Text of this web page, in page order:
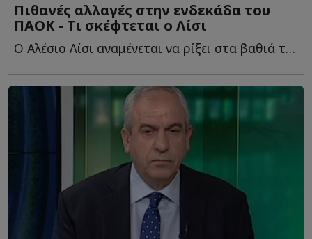
Πιθανές αλλαγές στην ενδεκάδα του
ΠΑΟΚ - Τι σκέφτεται ο Λίσι
Ο Αλέσιο Λίσι αναμένεται να ρίξει στα βαθιά τόσο τον Γ...